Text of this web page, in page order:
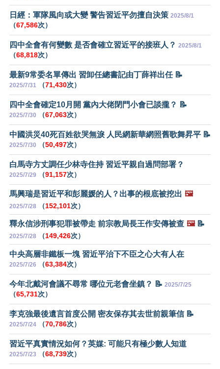
日經：軍隊風向或大變 警告習近平勿擅自決策 2025/8/1
（67,586次）
四中全會有何變數 是否會確立習近平的接班人？ 2025/8/1
（68,818次）
最新9常委名單傳出 習卸任總書記由丁薛祥出任 📝
2025/7/31 （71,430次）
四中全會確定10月開 黨內大佬閉門小會已談攏？ 📝
2025/7/30 （67,063次）
中國洪災40死百姓欲哭無淚 人民網新華網照舊歌舞昇平 📝
2025/7/30 （50,497次）
白馬寺方丈調任少林寺住持 習近平親自過問部署？
2025/7/29 （91,157次）
馬興瑞是習近平和彭麗媛的人？出事的根底被挖出 🖼️
2025/7/28 （152,101次）
釋永信涉刑事犯罪被帶走 前宗教局長王作安傳被查 🖼️📝
2025/7/28 （149,426次）
中央高層非鐵板一塊 習近平治下不臣之心大有人在
2025/7/26 （63,384次）
今年北戴河會議不尋常 哪位元老會坐鎮？ 📝 2025/7/25
（65,731次）
李克強最後遺言首度公開 密友保存其去世前親筆信 📝
2025/7/24 （70,786次）
習近平真實情況如何？英媒: 可能只有極少數人知道
2025/7/23 （68,739次）